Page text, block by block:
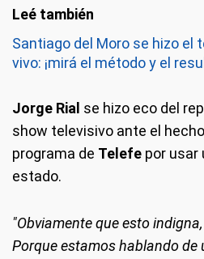
Santiago del Moro se hizo el
vivo: ¡mirá el método y el
Jorge Rial se hizo eco del
show televisivo ante el
programa de Telefe por usar
estado.
"Obviamente que esto
Porque estamos hablando de